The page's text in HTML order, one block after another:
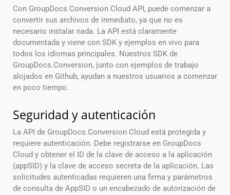
Con GroupDocs.Conversion Cloud API, puede comenzar a
convertir sus archivos de inmediato, ya que no es
necesario instalar nada. La API está claramente
documentada y viene con SDK y ejemplos en vivo para
todos los idiomas principales. Nuestros SDK de
GroupDocs.Conversion, junto con ejemplos de trabajo
alojados en Github, ayudan a nuestros usuarios a comenzar
en poco tiempo.
Seguridad y autenticación
La API de GroupDocs.Conversion Cloud está protegida y
requiere autenticación. Debe registrarse en GroupDocs
Cloud y obtener el ID de la clave de acceso a la aplicación
(appSID) y la clave de acceso secreta de la aplicación. Las
solicitudes autenticadas requieren una firma y parámetros
de consulta de AppSID o un encabezado de autorización de